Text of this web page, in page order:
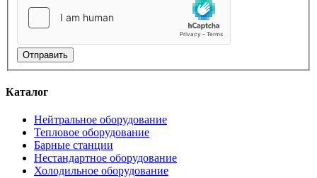
Отправить
Каталог
Нейтральное оборудование
Тепловое оборудование
Барные станции
Нестандартное оборудование
Холодильное оборудование